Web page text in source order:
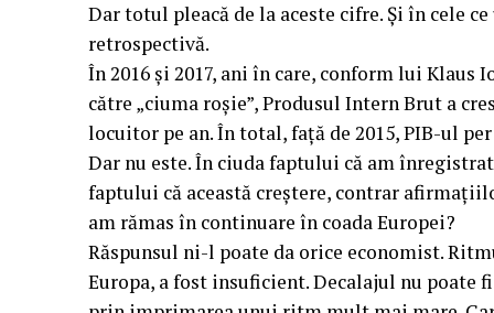
Dar totul pleacă de la aceste cifre. Și în cele
retrospectivă.
În 2016 și 2017, ani în care, conform lui Klaus
către „ciuma roșie”, Produsul Intern Brut a
locuitor pe an. În total, față de 2015, PIB-ul
Dar nu este. În ciuda faptului că am
faptului că această creștere, contrar
am rămas în continuare în coada Europei?
Răspunsul ni-l poate da orice economist.
Europa, a fost insuficient. Decalajul nu poate